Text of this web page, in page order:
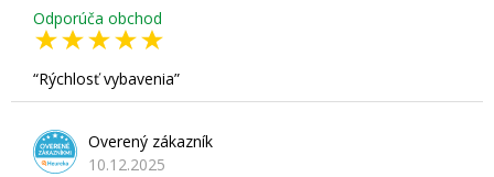
Odporúča obchod
Rýchlosť vybavenia
Overený zákazník
10.12.2025